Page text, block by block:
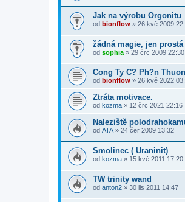
Jak na výrobu Orgonitu
od bionflow » 26 kvě 2009
žádná magie, jen
od sophia » 29 črc 2009 22:30
Cong Ty C? Ph?n
od bionflow » 26 kvě 2022
Ztráta motivace.
od kozma » 12 črc 2021 22:16
Naleziště
od ATA» 24 čer 2009 13:32
Smolinec ( Uraninit)
od kozma » 15 kvě 2011 17:20
TW trinity wand
od anton2 » 30 lis 2011 14:47